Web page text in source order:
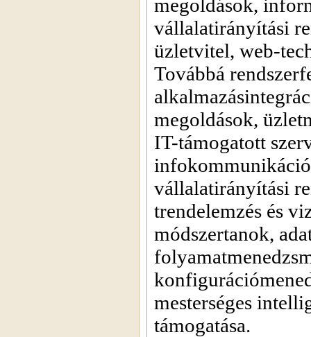
megoldások,
vállalatirányítási
üzletvitel, web-
Továbbá
megoldások,
IT-támogatott
vállalatirányítási
trendelemzés és
módszertanok,
mesterséges
támogatása.